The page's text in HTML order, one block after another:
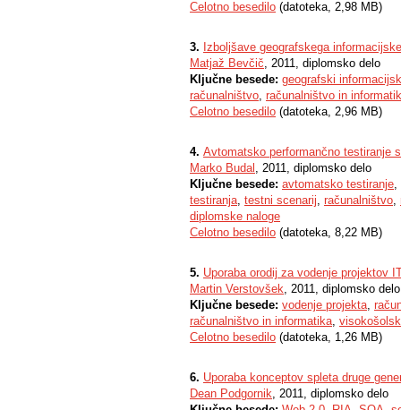
Celotno besedilo (datoteka, 2,98 MB)
3. Izboljšave geografskega
Matjaž Bevčič, 2011, diplomsko delo
Ključne besede: geografski
računalništvo, računalništvo in
Celotno besedilo (datoteka, 2,96 MB)
4. Avtomatsko performančno testiranje
Marko Budal , 2011, diplomsko delo
Ključne besede: avtomatsko testiranje,
testiranja, testni scenarij, računalništvo,
diplomske naloge
Celotno besedilo (datoteka, 8,22 MB)
5. Uporaba orodij za vodenje projektov
Martin Verstovšek, 2011, diplomsko delo
Ključne besede: vodenje projekta,
računalništvo in informatika,
Celotno besedilo (datoteka, 1,26 MB)
6. Uporaba konceptov spleta druge
Dean Podgornik, 2011, diplomsko delo